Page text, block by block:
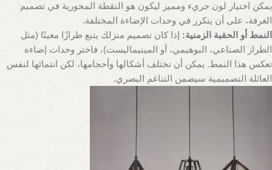
يمكن اختيار لون جريء ومميز ليكون هو النقطة المحورية في تصميم
الغرفة، على أن يتكرر في وحدات الإضاءة المختلفة.
النمط أو الحقبة الزمنية: إذا كان تصميم منزلك يتبع طرازًا معينًا (مثل
الطراز الصناعي، البوهيمي، أو المينيماليست)، فاختر وحدات إضاءة
تعكس هذا النمط. يمكن أن تختلف أشكالها وأحجامها، لكن انتمائها لنفس
العائلة التصميمية سيضمن التناغم البصري.